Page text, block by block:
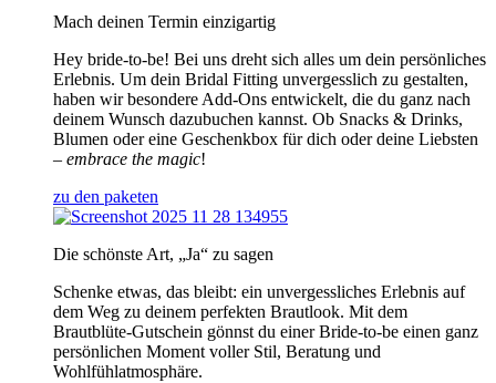
Mach deinen Termin einzigartig
Hey bride-to-be! Bei uns dreht sich alles um dein persönliches
Erlebnis. Um dein Bridal Fitting unvergesslich zu gestalten,
haben wir besondere Add-Ons entwickelt, die du ganz nach
deinem Wunsch dazubuchen kannst. Ob Snacks & Drinks,
Blumen oder eine Geschenkbox für dich oder deine Liebsten
– embrace the magic!
zu den paketen
Die schönste Art, „Ja“ zu sagen
Schenke etwas, das bleibt: ein unvergessliches Erlebnis auf
dem Weg zu deinem perfekten Brautlook. Mit dem
Brautblüte-Gutschein gönnst du einer Bride-to-be einen ganz
persönlichen Moment voller Stil, Beratung und
Wohlfühlatmosphäre.